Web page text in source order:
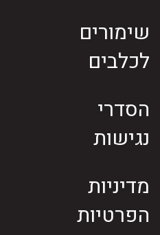
שימורים
לכלבים
הסדרי
נגישות
מדיניות
הפרטיות